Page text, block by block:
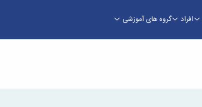
افراد گروه های آموزشی